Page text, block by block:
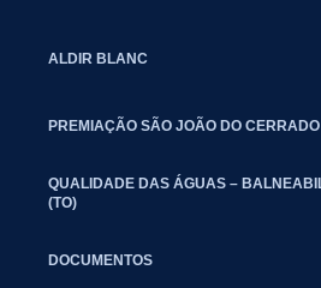
ALDIR BLANC
PREMIAÇÃO SÃO JOÃO DO CERRADO
QUALIDADE DAS ÁGUAS –
(TO)
DOCUMENTOS